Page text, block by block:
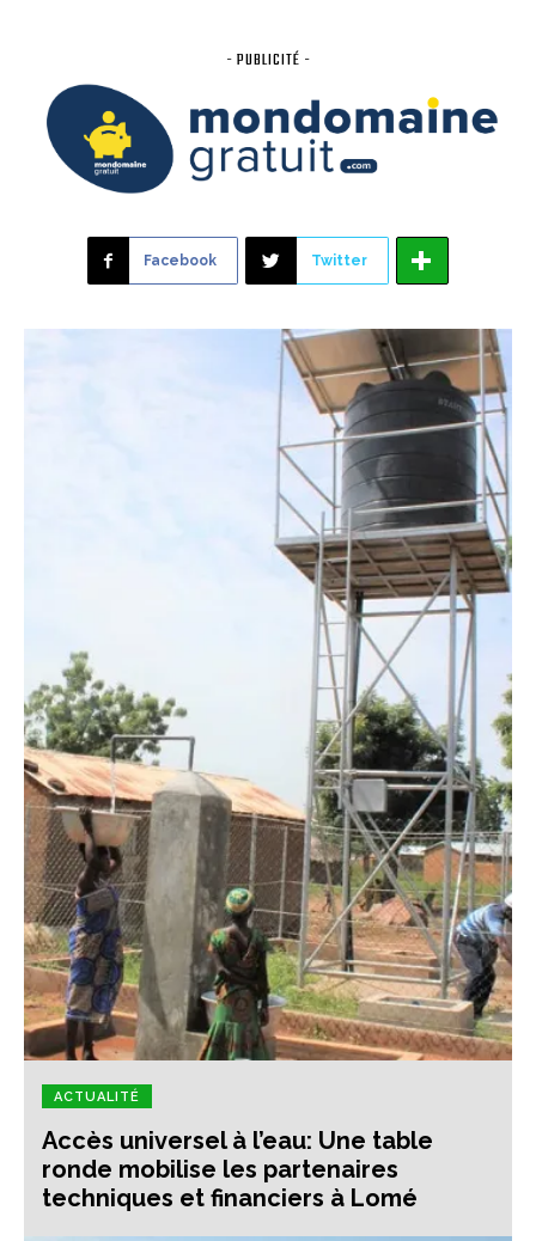
- PUBLICITÉ -
Facebook Twitter
ACTUALITÉ
Accès universel à l’eau: Une table
ronde mobilise les partenaires
techniques et financiers à Lomé